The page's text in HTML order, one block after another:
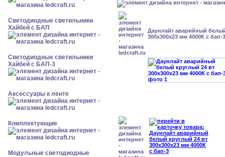
Светодиодные светильники
Хайбей с БАП
Светодиодные светильники
Хайбей с БАП-3
Аксессуары к ленте
Комплектующие
Модульные светодиодные
Даунлайт аварийный
300x300x23 мм 4000К с бап-3